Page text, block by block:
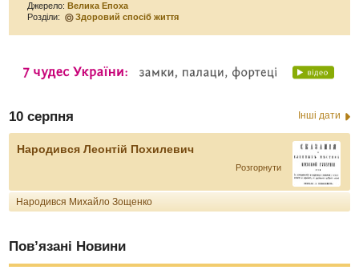
Джерело: Велика Епоха
Розділи:
Здоровий спосіб життя
10 серпня Інші дати
Народився Леонтій Похилевич
Розгорнути
Народився Михайло Зощенко
Пов’язані Новини